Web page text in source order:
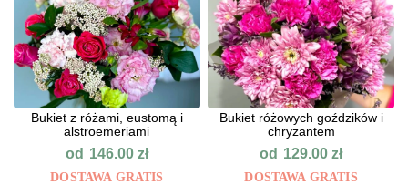
Bukiet z różami, eustomą i
alstroemeriami
od 146.00 zł
DOSTAWA GRATIS
Bukiet różowych goździków i
chryzantem
od 129.00zł
DOSTAWA GRATIS